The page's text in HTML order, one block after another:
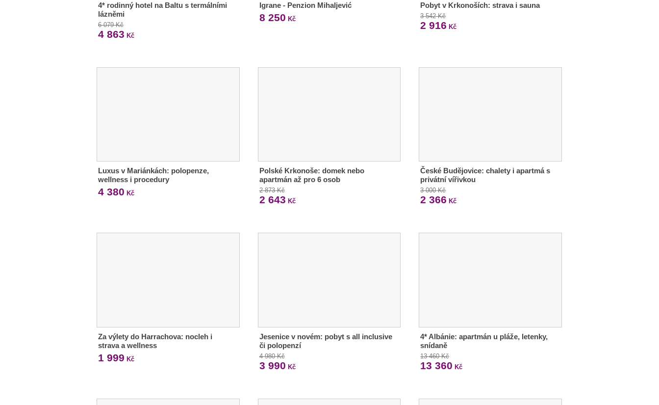
4* rodinný hotel na Baltu s termálními
lázněmi
6 079 Kč
4 863 Kč
Igrane - Penzion Mihaljević
8 250 Kč
Pobyt v Krkonoších: strava i sauna
3 542 Kč
2 916 Kč
Luxus v Mariánkách: polopenze,
wellness i procedury
4 380 Kč
Polské Krkonoše: domek nebo
apartmán až pro 6 osob
2 873 Kč
2 643 Kč
České Budějovice: chalety i apartmá s
privátní vířivkou
3 000 Kč
2 366 Kč
Za výlety do Harrachova: nocleh i
strava a wellness
1 999 Kč
Jesenice v novém: pobyt s all inclusive
či polopenzí
4 980 Kč
3 990 Kč
4* Albánie: apartmán u pláže, letenky,
snídaně
13 460 Kč
13 360 Kč